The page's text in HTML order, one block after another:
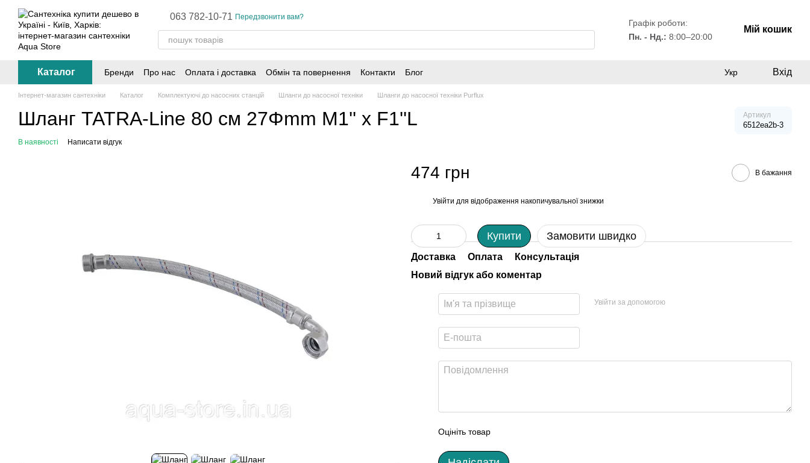
Перейти до основного контенту
063 782-10-71 Передзвонити вам?
Графік роботи:
Пн. - Нд.: 8:00–20:00
Мій кошик
Каталог Бренди Про нас Оплата і доставка Обмін та повернення Контакти Блог Укр Вхід
Інтернет-магазин сантехніки Каталог Комплектуючі до насосних станцій Шланги до насосної техніки Шланги до насосної техніки Purflux
Шланг TATRA-Line 80 см 27Φmm M1'' х F1''L Артикул
6512ea2b-3
В наявності Написати відгук
474 грн В бажання
Увійти для відображення накопичувальної знижки
Купити Замовити швидко
Доставка Оплата
Консультація
Новий відгук або коментар
Увійти за допомогою
Оцініть товар